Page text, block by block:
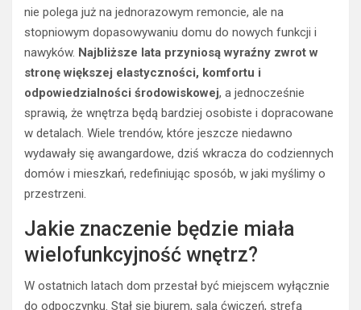
nie polega już na jednorazowym remoncie, ale na
stopniowym dopasowywaniu domu do nowych funkcji i
nawyków. Najbliższe lata przyniosą wyraźny zwrot w
stronę większej elastyczności, komfortu i
odpowiedzialności środowiskowej, a jednocześnie
sprawią, że wnętrza będą bardziej osobiste i dopracowane
w detalach. Wiele trendów, które jeszcze niedawno
wydawały się awangardowe, dziś wkracza do codziennych
domów i mieszkań, redefiniując sposób, w jaki myślimy o
przestrzeni.
Jakie znaczenie będzie miała
wielofunkcyjność wnętrz?
W ostatnich latach dom przestał być miejscem wyłącznie
do odpoczynku. Stał się biurem, salą ćwiczeń, strefą